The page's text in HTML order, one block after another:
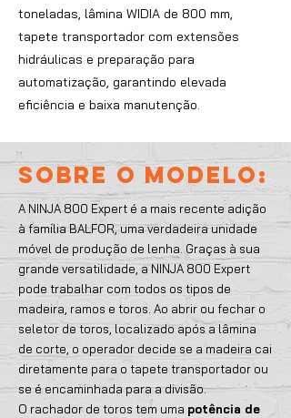
toneladas, lâmina WIDIA de 800 mm,
tapete transportador com extensões
hidráulicas e preparação para
automatização, garantindo elevada
eficiência e baixa manutenção.
SOBRE O MODELO:
A NINJA 800 Expert é a mais recente adição
à família BALFOR, uma verdadeira unidade
móvel de produção de lenha. Graças à sua
grande versatilidade, a NINJA 800 Expert
pode trabalhar com todos os tipos de
madeira, ramos e toros. Ao abrir ou fechar o
seletor de toros, localizado após a lâmina
de corte, o operador decide se a madeira cai
diretamente para o tapete transportador ou
se é encaminhada para a divisão.
O rachador de toros tem uma potência de